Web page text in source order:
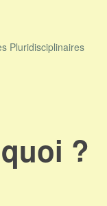
Pluridisciplinaires
?